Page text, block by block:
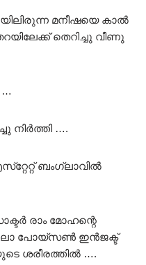
മനീഷയെ കാൽ
തെറിച്ചു വീണു
നിർത്തി ….
ബംഗ്ലാവിൽ
രാം മോഹന്റെ
പോയ്സൺ ഇൻജക്ട്
ശരീരത്തിൽ ….